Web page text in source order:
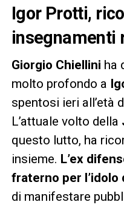
Igor Protti,
insegnamenti
Giorgio Chiellini ha
molto profondo a
spentosi ieri all’età
L’attuale volto della
questo lutto, ha
insieme. L’ex
fraterno per l’idolo
di manifestare